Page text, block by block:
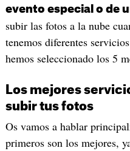
evento especial o de
subir las fotos a la nube
tenemos diferentes
hemos seleccionado los 5
Los mejores
subir tus fotos
Os vamos a hablar
primeros son los mejores,